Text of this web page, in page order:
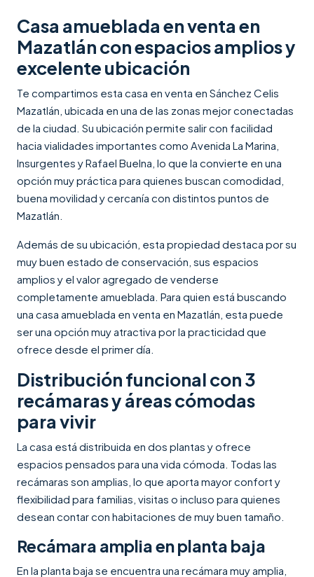
Casa amueblada en venta en
Mazatlán con espacios amplios y
excelente ubicación
Te compartimos esta casa en venta en Sánchez Celis
Mazatlán, ubicada en una de las zonas mejor conectadas
de la ciudad. Su ubicación permite salir con facilidad
hacia vialidades importantes como Avenida La Marina,
Insurgentes y Rafael Buelna, lo que la convierte en una
opción muy práctica para quienes buscan comodidad,
buena movilidad y cercanía con distintos puntos de
Mazatlán.
Además de su ubicación, esta propiedad destaca por su
muy buen estado de conservación, sus espacios
amplios y el valor agregado de venderse
completamente amueblada. Para quien está buscando
una casa amueblada en venta en Mazatlán, esta puede
ser una opción muy atractiva por la practicidad que
ofrece desde el primer día.
Distribución funcional con 3
recámaras y áreas cómodas
para vivir
La casa está distribuida en dos plantas y ofrece
espacios pensados para una vida cómoda. Todas las
recámaras son amplias, lo que aporta mayor confort y
flexibilidad para familias, visitas o incluso para quienes
desean contar con habitaciones de muy buen tamaño.
Recámara amplia en planta baja
En la planta baja se encuentra una recámara muy amplia,